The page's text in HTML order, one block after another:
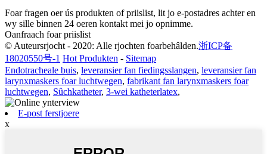
Foar fragen oer ús produkten of priislist, lit jo e-postadres achter en
wy sille binnen 24 oeren kontakt mei jo opnimme.
Oanfraach foar priislist
© Auteursrjocht - 2020: Alle rjochten foarbehâlden.浙ICP备
18020550号-1 Hot Produkten - Sitemap
Endotracheale buis, leveransier fan fiedingsslangen, leveransier fan
larynxmaskers foar luchtwegen, fabrikant fan larynxmaskers foar
luchtwegen, Sûchkatheter, 3-wei katheterlatex,
E-post ferstjoere
x